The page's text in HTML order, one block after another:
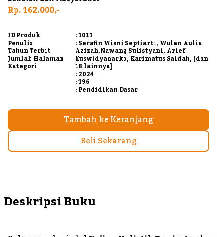
Rp. 162.000,-
ID Produk
Penulis
Tahun Terbit
Jumlah Halaman
Kategori
: 1011
: Serafin Wisni Septiarti, Wulan Aulia
Azizah,Nawang Sulistyani, Arief
Kuswidyanarko, Karimatus Saidah, [dan
18 lainnya]
: 2024
: 196
: Pendidikan Dasar
Tambah ke Keranjang
Beli Sekarang
Deskripsi Buku